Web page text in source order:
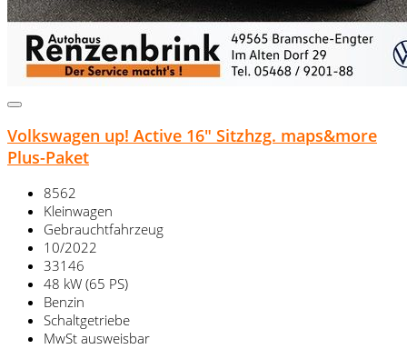
Volkswagen up! Active 16" Sitzhzg. maps&more
Plus-Paket
8562
Kleinwagen
Gebrauchtfahrzeug
10/2022
33146
48 kW (65 PS)
Benzin
Schaltgetriebe
MwSt ausweisbar